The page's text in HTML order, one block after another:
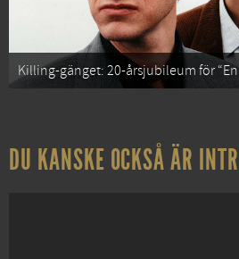
Killing-gänget: 20-årsjubileum för
DU KANSKE OCKSÅ ÄR